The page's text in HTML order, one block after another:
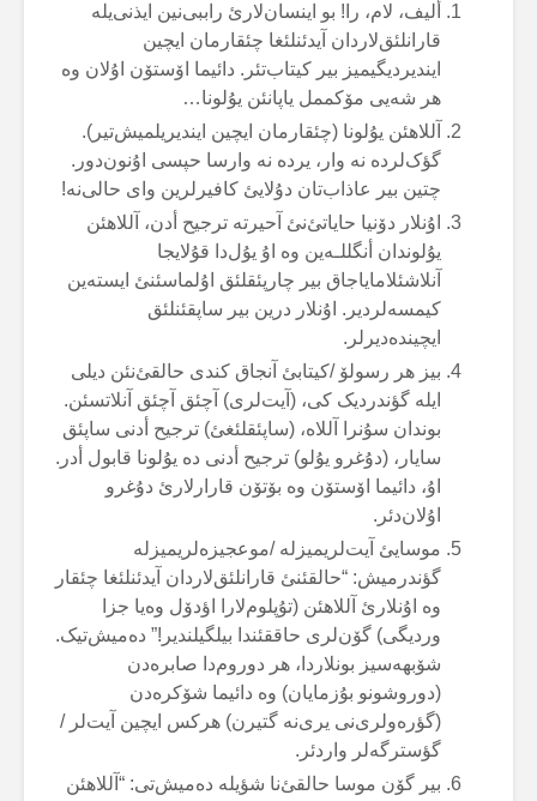
ألیف، لام، را! بو اینسان‌لارئ راببی‌نین ایذنی‌یلە
قارانلئق‌لاردان آیدئنلئغا چئقارمان ایچین
ایندیردیگیمیز بیر کیتاب‌تئر. دائیما اۆستۆن اۇلان وە
هر شەیی مۆکممل یاپانئن یۇلونا…
آللاهئن یۇلونا (چئقارمان ایچین ایندیریلمیش‌تیر).
گؤک‌لردە نە وار، یردە نە وارسا حپسی اۇنون‌دور.
چتین بیر عاذاب‌تان دۇلایئ کافیرلرین وای حالی‌نە!
اۇنلار دۆنیا حایاتئ‌نئ آحیرتە ترجیح أدن، آللاهئن
یۇلوندان أنگللـەین وە اۇ یۇل‌دا قۇلایجا
آنلاشئلامایاجاق بیر چارپئقلئق اۇلماسئنئ ایستەین
کیمسەلردیر. اۇنلار درین بیر ساپقئنلئق
ایچیندەدیرلر.
بیز هر رسولۆ /کیتابئ آنجاق کندی حالقئ‌نئن دیلی
ایلە گؤندردیک کی، (آیت‌لری) آچئق آچئق آنلاتسئن.
بوندان سۇنرا آللاە، (ساپئقلئغئ) ترجیح أدنی ساپئق
سایار، (دۇغرو یۇلو) ترجیح أدنی دە یۇلونا قابول أدر.
اۇ، دائیما اۆستۆن وە بۆتۆن قارارلارئ دۇغرو
اۇلان‌دئر.
موسایئ آیت‌لریمیزلە /موعجیزەلریمیزلە
گؤندرمیش: “حالقئنئ قارانلئق‌لاردان آیدئنلئغا چئقار
وە اۇنلارئ آللاهئن (تۇپلوم‌لارا اؤدۆل وەیا جزا
وردیگی) گۆن‌لری حاققئندا بیلگیلندیر!” دەمیش‌تیک.
شۆبهەسیز بونلاردا، هر دوروم‌دا صابرەدن
(دوروشونو بۇزمایان) وە دائیما شۆکرەدن
(گؤرەولری‌نی یری‌نە گتیرن) هرکس ایچین آیت‌لر /
گؤسترگەلر واردئر.
بیر گۆن موسا حالقئ‌نا شؤیلە دەمیش‌تی: “آللاهئن